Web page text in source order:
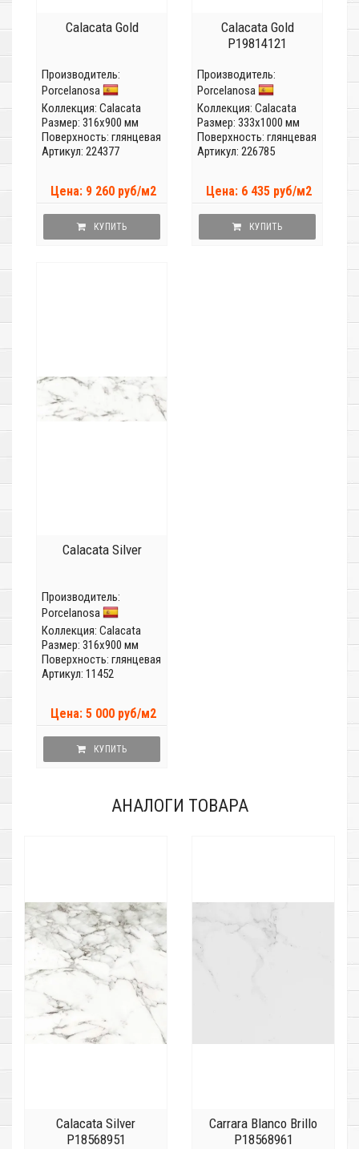
Calacata Gold
Производитель:
Porcelanosa
Коллекция: Calacata
Размер: 316x900 мм
Поверхность: глянцевая
Артикул: 224377
Цена: 9 260 руб/м2
КУПИТЬ
Calacata Gold
P19814121
Производитель:
Porcelanosa
Коллекция: Calacata
Размер: 333x1000 мм
Поверхность: глянцевая
Артикул: 226785
Цена: 6 435 руб/м2
КУПИТЬ
Calacata Silver
Производитель:
Porcelanosa
Коллекция: Calacata
Размер: 316x900 мм
Поверхность: глянцевая
Артикул: 11452
Цена: 5 000 руб/м2
КУПИТЬ
АНАЛОГИ ТОВАРА
Calacata Silver
P18568951
Carrara Blanco Brillo
P18568961